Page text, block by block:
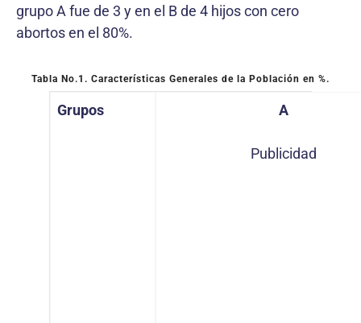
grupo A fue de 3 y en el B de 4 hijos con cero
abortos en el 80%.
Tabla No.1. Características Generales de la Población en %.
Grupos A
Publicidad